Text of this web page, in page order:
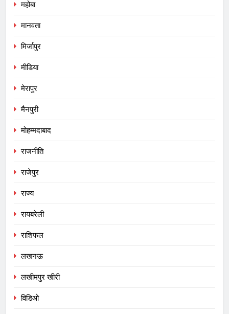
महोबा
मानवता
मिर्जापुर
मीडिया
मेरापुर
मैनपुरी
मोहम्मदाबाद
राजनीति
राजेपुर
राज्य
रायबरेली
राशिफल
लखनऊ
लखीमपुर खीरी
विडिओ